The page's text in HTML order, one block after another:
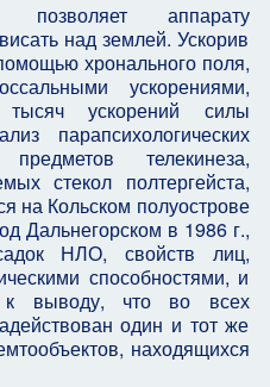
позволяет аппарату
над землей. Ускорив
хронального поля,
ускорениями,
тысяч ускорений силы
парапсихологических
телекинеза,
стекол полтергейста,
на Кольском полуострове
Дальнегорском в 1986 г.,
НЛО, свойств лиц,
способностями, и
к выводу, что во всех
один и тот же
находящихся